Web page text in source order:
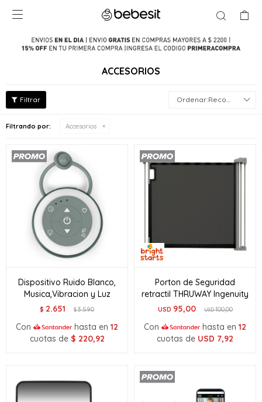

ACCESORIOS
Recomendados
Filtrando por: Accesorios
Dispositivo Ruido Blanco,
Musica,Vibracion y Luz
$ 2.651 $3.590
Con hasta en 12
cuotas de $ 220,92
Porton de Seguridad
retractil THRUWAY Ingenuity
USD 95,00 USD100,00
Con hasta en 12
cuotas de USD 7,92